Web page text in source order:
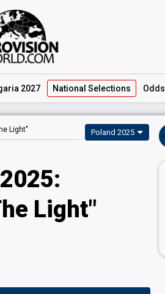
2027 National Selections Odds
Light" Poland 2025
:
Light"